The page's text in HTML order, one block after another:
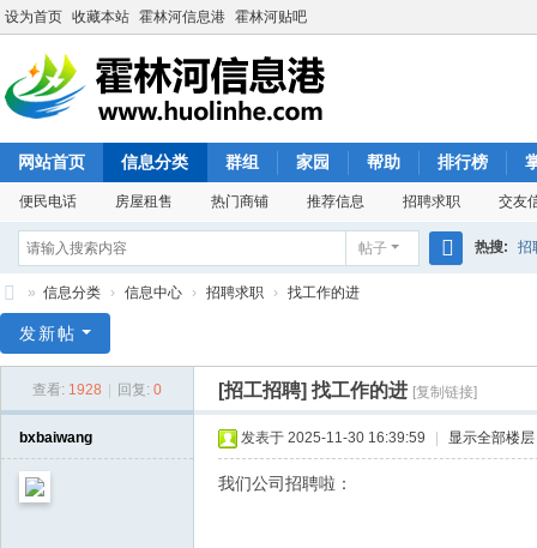
设为首页 收藏本站 霍林河信息港 霍林河贴吧
网站首页 信息分类 群组 家园 帮助 排行榜
便民电话 房屋租售 热门商铺 推荐信息 招聘求职 交友
帖子 热搜: 招
林
» 信息分类 › 信息中心 › 招聘求职 › 找工作的进
发新帖
查看: 1928 回复: 0 [招工招聘] 找工作的进 [复制链接]
bxbaiwang 发表于 2025-11-30 16:39:59 显示全部楼层
我们公司招聘啦：